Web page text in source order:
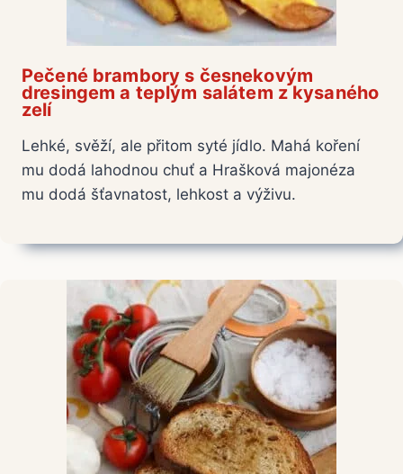
Pečené brambory s česnekovým
dresingem a teplým salátem z kysaného
zelí
Lehké, svěží, ale přitom syté jídlo. Mahá koření
mu dodá lahodnou chuť a Hrašková majonéza
mu dodá šťavnatost, lehkost a výživu.